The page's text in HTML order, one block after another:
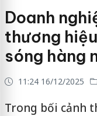
Doanh
thương
sóng hàng
11:24 16/12/2025
Trong bối cảnh